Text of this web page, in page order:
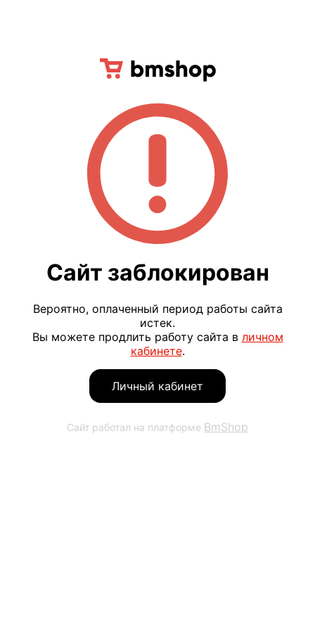
Сайт заблокирован
Вероятно, оплаченный период работы сайта
истек.
Вы можете продлить работу сайта в личном
кабинете.
Личный кабинет
Сайт работал на платформе BmShop